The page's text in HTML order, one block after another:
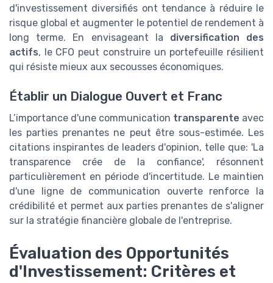
d'investissement diversifiés ont tendance à réduire le
risque global et augmenter le potentiel de rendement à
long terme. En envisageant la diversification des
actifs, le CFO peut construire un portefeuille résilient
qui résiste mieux aux secousses économiques.
Établir un Dialogue Ouvert et Franc
L’importance d'une communication transparente avec
les parties prenantes ne peut être sous-estimée. Les
citations inspirantes de leaders d'opinion, telle que: 'La
transparence crée de la confiance', résonnent
particulièrement en période d'incertitude. Le maintien
d'une ligne de communication ouverte renforce la
crédibilité et permet aux parties prenantes de s'aligner
sur la stratégie financière globale de l'entreprise.
Évaluation des Opportunités
d'Investissement: Critères et